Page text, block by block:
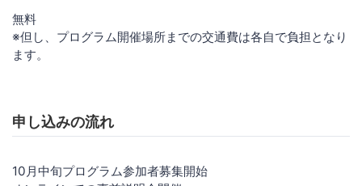
無料
※但し、プログラム開催場所までの交通費は各自で負担となり
ます。
申し込みの流れ
10月中旬プログラム参加者募集開始